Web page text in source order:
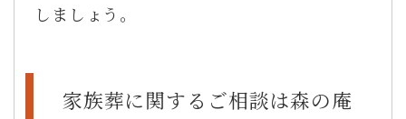
しましょう。
家族葬に関するご相談は森の庵